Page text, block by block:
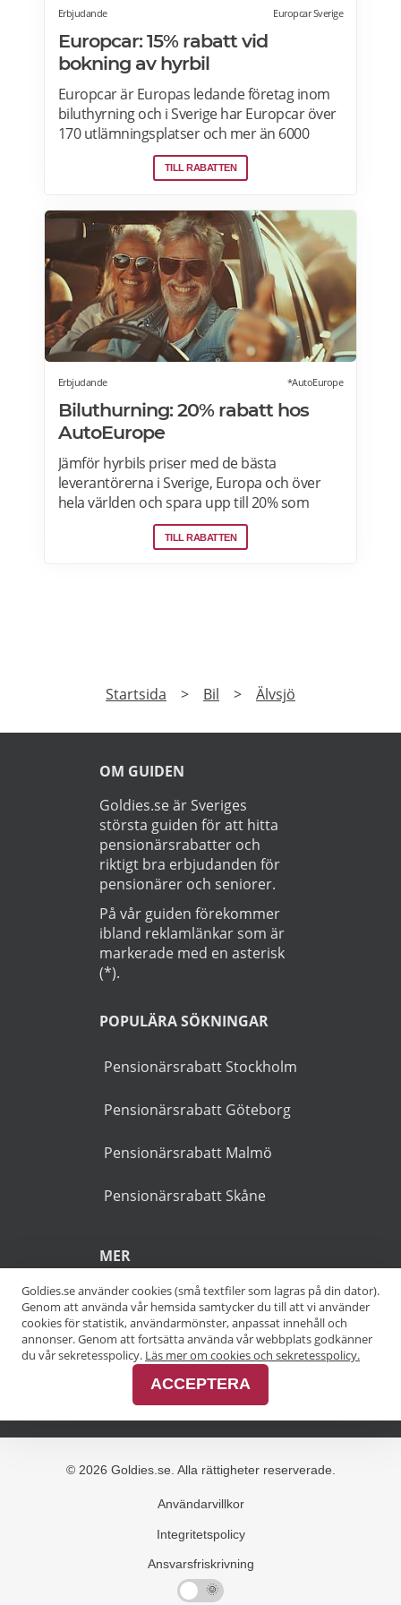
Erbjudande Europcar Sverige
Europcar: 15% rabatt vid
bokning av hyrbil
Europcar är Europas ledande företag inom
biluthyrning och i Sverige har Europcar över
170 utlämningsplatser och mer än 6000
bilar. Ta del av våra aktuella erbjudanden
och läs mer om pensionärsrabatter hos
TILL RABATTEN
Erbjudande *AutoEurope
Biluthurning: 20% rabatt hos
AutoEurope
Jämför hyrbils priser med de bästa
leverantörerna i Sverige, Europa och över
hela världen och spara upp till 20% som
medlem! Upptäck speciella priser på Auto
Europe hemsida!TILL RABATTEN
Prenumerera på vårt nyhetsbrev och få exklusiv
Läs Integritetspolicy
OM GUIDEN
största guiden för att hitta
riktigt bra erbjudanden för
På vår guiden förekommer
markerade med en asterisk
Pensionärsrabatt Stockholm
Pensionärsrabatt Göteborg
Pensionärsrabatt Malmö
Pensionärsrabatt Skåne
Alla kategorier
Alla varumärken
Goldies.se använder cookies (små textfiler som lagras på din dator).
Genom att använda vår hemsida samtycker du till att vi använder
cookies för statistik, användarmönster, anpassat innehåll och
annonser. Genom att fortsätta använda vår webbplats godkänner
du vår sekretesspolicy. Läs mer om cookies och sekretesspolicy.
ACCEPTERA